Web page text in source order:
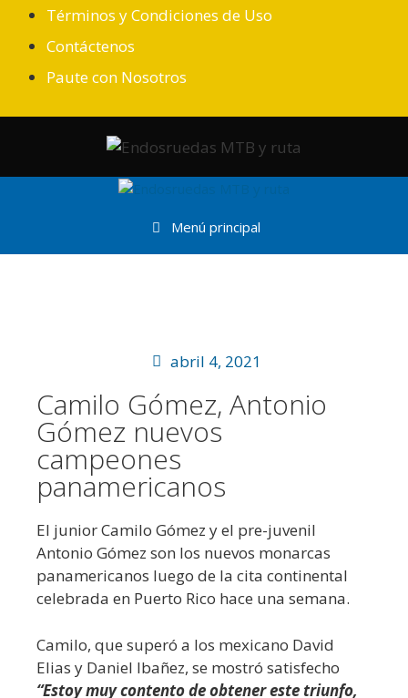
Términos y Condiciones de Uso
Contáctenos
Paute con Nosotros
Menú principal
abril 4, 2021
Camilo Gómez, Antonio
Gómez nuevos
campeones
panamericanos
El junior Camilo Gómez y el pre-juvenil
Antonio Gómez son los nuevos monarcas
panamericanos luego de la cita continental
celebrada en Puerto Rico hace una semana.
Camilo, que superó a los mexicano David
Elias y Daniel Ibañez, se mostró satisfecho
“Estoy muy contento de obtener este triunfo,